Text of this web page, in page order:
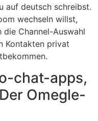
auf deutsch schreibst.
wechseln willst,
Channel-Auswahl
Kontakten privat
chat-apps,
Omegle-